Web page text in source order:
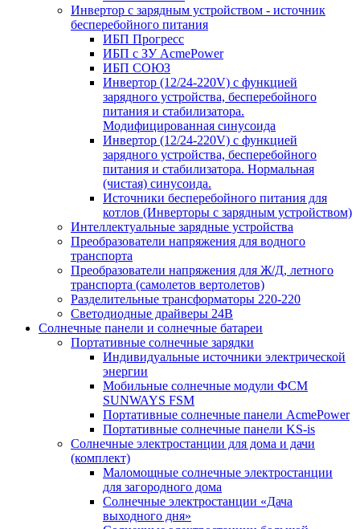
Инвертор с зарядным устройством - источник
бесперебойного питания
ИБП Прогресс
ИБП с ЗУ AcmePower
ИБП СОЮЗ
Инвертор (12/24-220V) с функцией
зарядного устройства, бесперебойного
питания и стабилизатора.
Модифицированная синусоида
Инвертор (12/24-220V) с функцией
зарядного устройства, бесперебойного
питания и стабилизатора. Нормальная
(чистая) синусоида.
Источники бесперебойного питания для
котлов (Инверторы с зарядным устройством)
Интеллектуальные зарядные устройства
Преобразователи напряжения для водного
транспорта
Преобразователи напряжения для Ж/Д, летного
транспорта (самолетов вертолетов)
Разделительные трансформаторы 220-220
Светодиодные драйверы 24В
Солнечные панели и солнечные батареи
Портативные солнечные зарядки
Индивидуальные источники электрической
энергии
Мобильные солнечные модули ФСМ
SUNWAYS FSM
Портативные солнечные панели AcmePower
Портативные солнечные панели KS-is
Солнечные электростанции для дома и дачи
(комплект)
Маломощные солнечные электростанции
для загородного дома
Солнечные электростанции «Дача
выходного дня»